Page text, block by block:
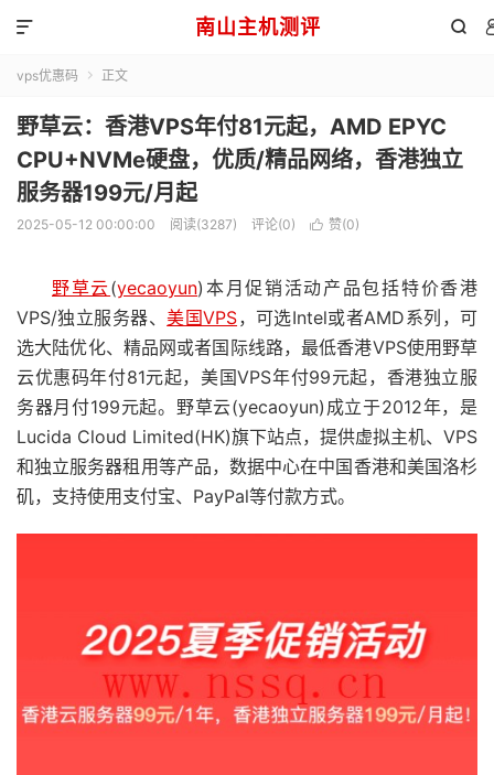
南山主机测评 

vps优惠码  正文
野草云：香港VPS年付81元起，AMD EPYC
CPU+NVMe硬盘，优质/精品网络，香港独立
服务器199元/月起
2025-05-12 00:00:00 阅读(3287) 评论(0)  赞(0)
野草云(yecaoyun)本月促销活动产品包括特价香港
VPS/独立服务器、美国VPS，可选Intel或者AMD系列，可
选大陆优化、精品网或者国际线路，最低香港VPS使用野草
云优惠码年付81元起，美国VPS年付99元起，香港独立服
务器月付199元起。野草云(yecaoyun)成立于2012年，是
Lucida Cloud Limited(HK)旗下站点，提供虚拟主机、VPS
和独立服务器租用等产品，数据中心在中国香港和美国洛杉
矶，支持使用支付宝、PayPal等付款方式。